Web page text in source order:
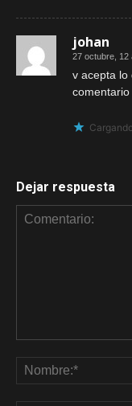
johan
27 octubre, 12
v acepta lo
Dejar respuesta